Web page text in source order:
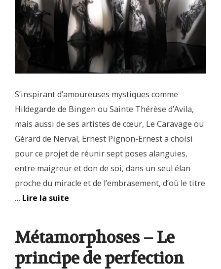
S’inspirant d’amoureuses mystiques comme
Hildegarde de Bingen ou Sainte Thérèse d’Avila,
mais aussi de ses artistes de cœur, Le Caravage ou
Gérard de Nerval, Ernest Pignon-Ernest a choisi
pour ce projet de réunir sept poses alanguies,
entre maigreur et don de soi, dans un seul élan
proche du miracle et de l’embrasement, d’où le titre
… Lire la suite
Métamorphoses – Le
principe de perfection